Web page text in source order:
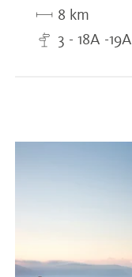
8 km
3 - 18A -19A